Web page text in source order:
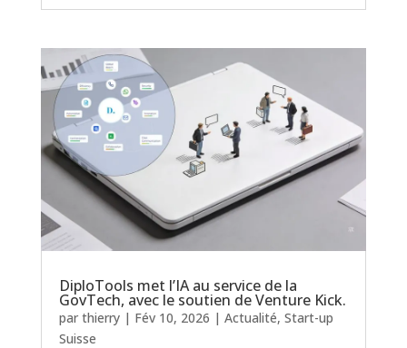
DiploTools met l’IA au service de la
GovTech, avec le soutien de Venture Kick.
par thierry| Fév 10, 2026 | Actualité, Start-up
Suisse